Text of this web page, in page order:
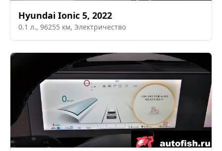
Hyundai Ionic 5, 2022
0.1 л., 96255 км, Электричество